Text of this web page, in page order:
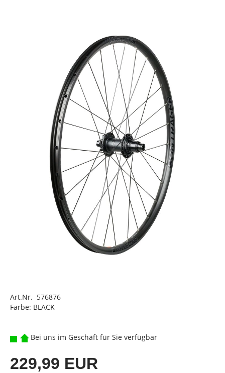
Art.Nr. 576876
Farbe: BLACK
Bei uns im Geschäft für Sie verfügbar
229,99 EUR